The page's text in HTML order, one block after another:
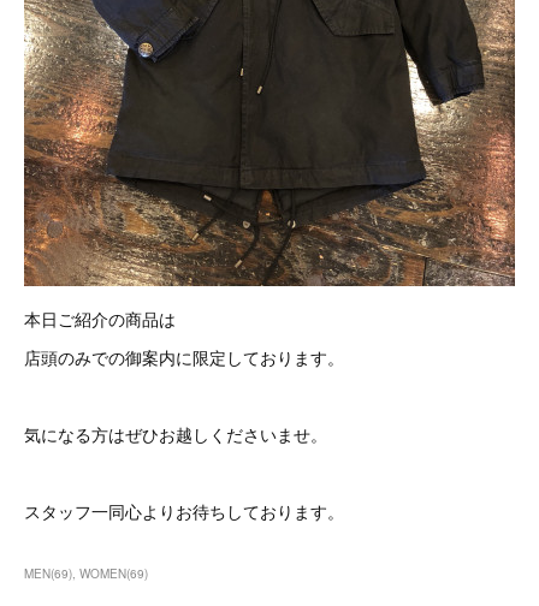
本日ご紹介の商品は
店頭のみでの御案内に限定しております。
気になる方はぜひお越しくださいませ。
スタッフ一同心よりお待ちしております。
MEN(69) WOMEN(69)